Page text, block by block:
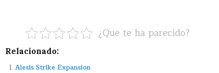
¿Que te ha parecido?
Relacionado:
Alesis Strike Expansion